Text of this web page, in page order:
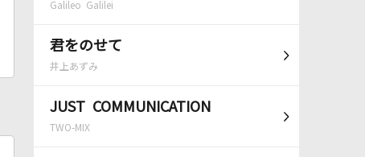
Galileo Galilei
君をのせて
井上あずみ
JUST COMMUNICATION
TWO-MIX